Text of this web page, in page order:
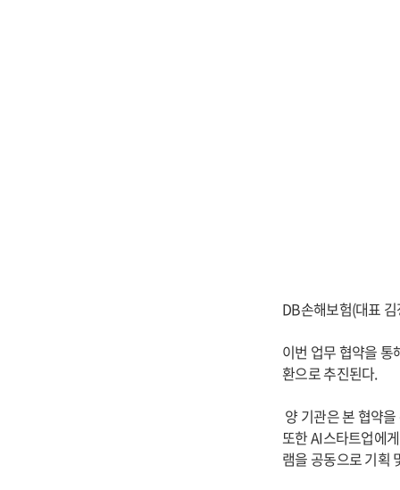
DB손해보험(대표
이번 업무 협약을
환으로 추진된다.
양 기관은 본 협약
또한 AI스타트업에
램을 공동으로 기획